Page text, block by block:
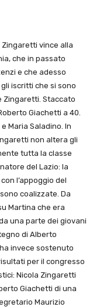
Zingaretti vince alla
che in passato
e che adesso
iscritti che si sono
Zingaretti. Staccato
Giachetti a 40.
Maria Saladino. In
non altera gli
tutta la classe
del Lazio: la
l’appoggio del
coalizzate. Da
Martina che era
una parte dei giovani
di Alberto
invece sostenuto
per il congresso
Nicola Zingaretti
Giachetti di una
Maurizio